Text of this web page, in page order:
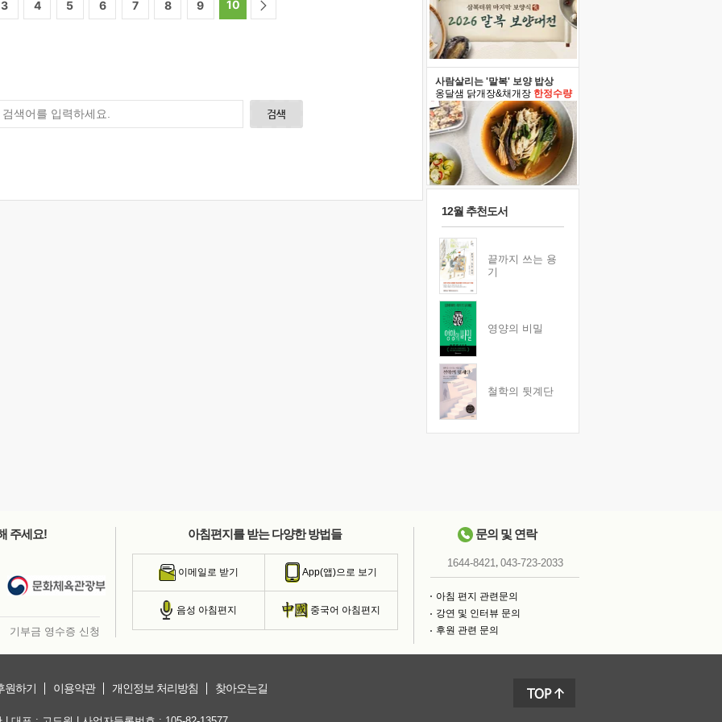
3 4 5 6 7 8 9 10
사람살리는 '말복' 보양 밥상
옹달샘 닭개장&채개장 한정수량
12월 추천도서
끝까지 쓰는 용
기
영양의 비밀
철학의 뒷계단
주세요!
기부금 영수증 신청
아침편지를 받는 다양한 방법들
이메일로 받기 App(앱)으로 보기
음성 아침편지 중국어 아침편지
문의 및 연락
1644-8421, 043-723-2033
아침 편지 관련문의
강연 및 인터뷰 문의
후원 관련 문의
원하기 이용약관 개인정보 처리방침 찾아오는길